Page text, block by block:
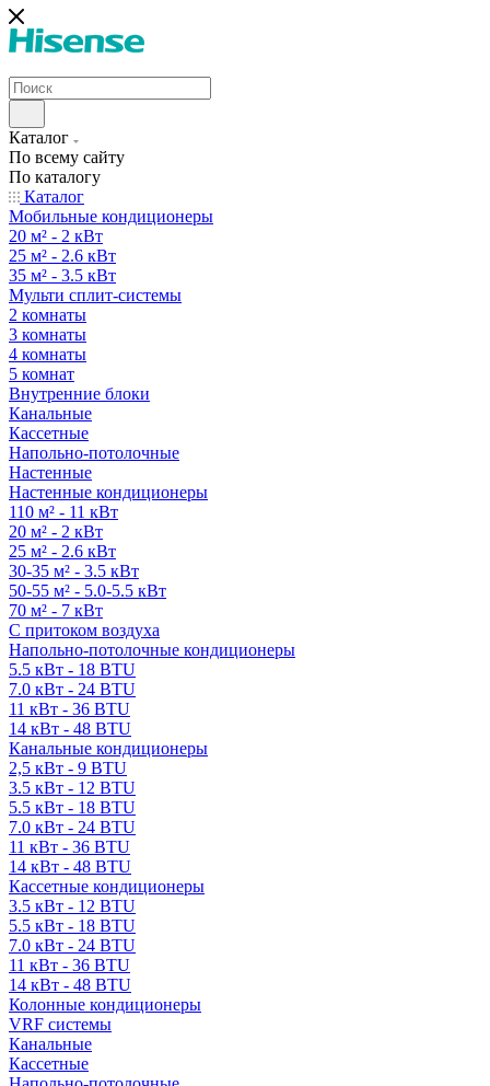
Каталог
По всему сайту
По каталогу
Каталог
Мобильные кондиционеры
20 м² - 2 кВт
25 м² - 2.6 кВт
35 м² - 3.5 кВт
Мульти сплит-системы
2 комнаты
3 комнаты
4 комнаты
5 комнат
Внутренние блоки
Канальные
Кассетные
Напольно-потолочные
Настенные
Настенные кондиционеры
110 м² - 11 кВт
20 м² - 2 кВт
25 м² - 2.6 кВт
30-35 м² - 3.5 кВт
50-55 м² - 5.0-5.5 кВт
70 м² - 7 кВт
С притоком воздуха
Напольно-потолочные кондиционеры
5.5 кВт - 18 BTU
7.0 кВт - 24 BTU
11 кВт - 36 BTU
14 кВт - 48 BTU
Канальные кондиционеры
2,5 кВт - 9 BTU
3.5 кВт - 12 BTU
5.5 кВт - 18 BTU
7.0 кВт - 24 BTU
11 кВт - 36 BTU
14 кВт - 48 BTU
Кассетные кондиционеры
3.5 кВт - 12 BTU
5.5 кВт - 18 BTU
7.0 кВт - 24 BTU
11 кВт - 36 BTU
14 кВт - 48 BTU
Колонные кондиционеры
VRF системы
Канальные
Кассетные